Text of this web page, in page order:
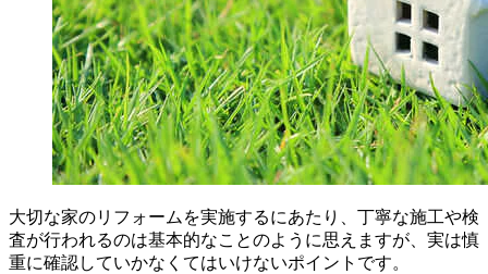
大切な家のリフォームを実施するにあたり、丁寧な施工や検
査が行われるのは基本的なことのように思えますが、実は慎
重に確認していかなくてはいけないポイントです。